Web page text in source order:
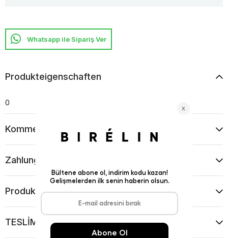
Whatsapp ile Sipariş Ver
Produkteigenschaften
0
Kommentare
Zahlungsart
Produktvorschläge
TESLİMAT VE İADE KOŞULLARI